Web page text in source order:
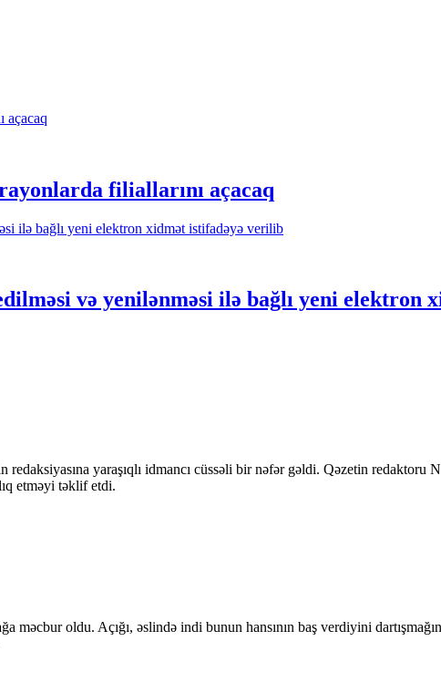
filiallarını açacaq
və yenilənməsi ilə bağlı yeni elektron
yaraşıqlı idmancı cüssəli bir nəfər gəldi. Qəzetin
etməyi təklif etdi.
məcbur oldu. Açığı, əslində indi bunun hansının baş verdiyini